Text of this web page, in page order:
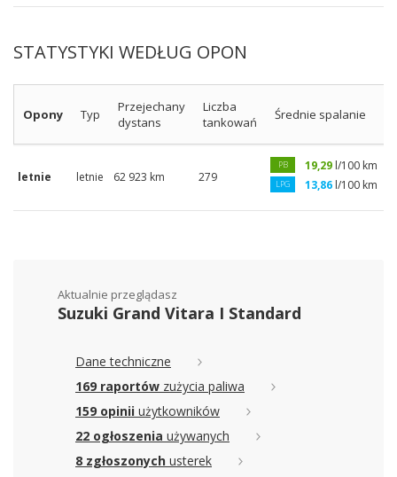
STATYSTYKI WEDŁUG OPON
Opony Typ
Przejechany
dystans
Liczba
tankowań
Średnie spalanie
letnie letnie 62 923 km 279
PB 19,29 l/100 km
LPG 13,86 l/100 km
Aktualnie przeglądasz
Suzuki Grand Vitara I Standard
Dane techniczne
169 raportów zużycia paliwa
159 opinii użytkowników
22 ogłoszenia używanych
8 zgłoszonych usterek